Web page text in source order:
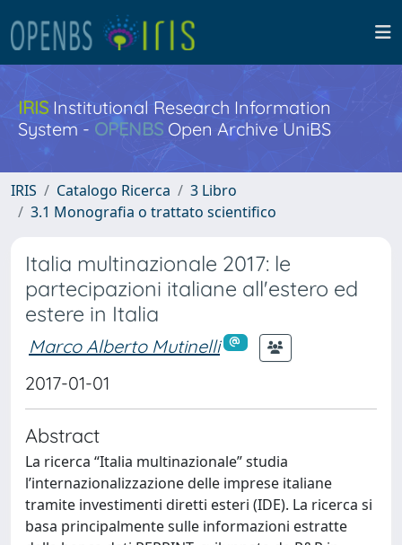
IRISInstitutional Research Information
System - OPENBS Open Archive UniBS
IRIS Catalogo Ricerca
3 Libro
3.1 Monografia o trattato scientifico
Italia multinazionale 2017: le
partecipazioni italiane all'estero ed
estere in Italia
Marco Alberto Mutinelli
2017-01-01
Abstract
La ricerca “Italia multinazionale” studia
l’internazionalizzazione delle imprese italiane
tramite investimenti diretti esteri (IDE). La ricerca si
basa principalmente sulle informazioni estratte